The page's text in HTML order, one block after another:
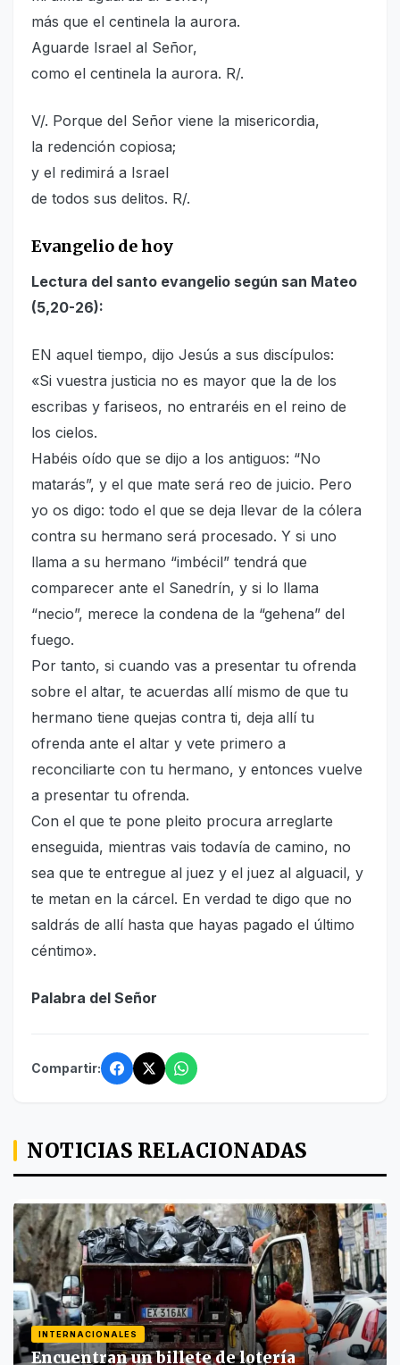
más que el centinela la aurora.
Aguarde Israel al Señor,
como el centinela la aurora. R/.
V/. Porque del Señor viene la misericordia,
la redención copiosa;
y el redimirá a Israel
de todos sus delitos. R/.
Evangelio de hoy
Lectura del santo evangelio según san Mateo
(5,20-26):
EN aquel tiempo, dijo Jesús a sus discípulos:
«Si vuestra justicia no es mayor que la de los
escribas y fariseos, no entraréis en el reino de
los cielos.
Habéis oído que se dijo a los antiguos: “No
matarás”, y el que mate será reo de juicio. Pero
yo os digo: todo el que se deja llevar de la cólera
contra su hermano será procesado. Y si uno
llama a su hermano “imbécil” tendrá que
comparecer ante el Sanedrín, y si lo llama
“necio”, merece la condena de la “gehena” del
fuego.
Por tanto, si cuando vas a presentar tu ofrenda
sobre el altar, te acuerdas allí mismo de que tu
hermano tiene quejas contra ti, deja allí tu
ofrenda ante el altar y vete primero a
reconciliarte con tu hermano, y entonces vuelve
a presentar tu ofrenda.
Con el que te pone pleito procura arreglarte
enseguida, mientras vais todavía de camino, no
sea que te entregue al juez y el juez al alguacil, y
te metan en la cárcel. En verdad te digo que no
saldrás de allí hasta que hayas pagado el último
céntimo».
Palabra del Señor
Compartir:
NOTICIAS RELACIONADAS
INTERNACIONALES
Encuentran un billete de lotería